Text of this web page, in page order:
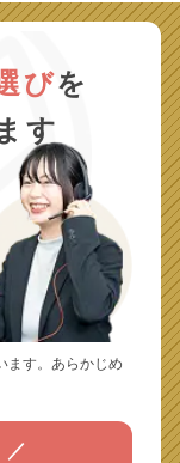
びを
す
ます。あらかじめ